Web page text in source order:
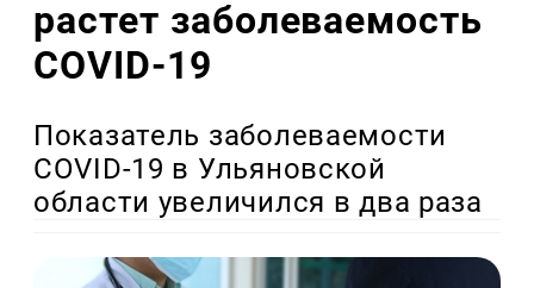
растет заболеваемость
COVID-19
Показатель заболеваемости
COVID-19 в Ульяновской
области увеличился в два раза